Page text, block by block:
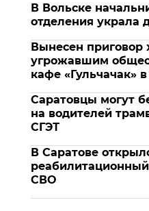
В Вольске
отделения украла
Вынесен приговор
угрожавшим
кафе «Гульчачак»
Саратовцы могут
на водителей
СГЭТ
В Саратове
СВО